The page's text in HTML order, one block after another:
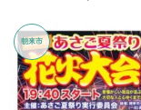
朝来市